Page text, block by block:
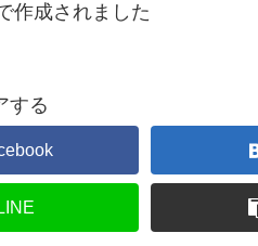
作成されました
する
LINE